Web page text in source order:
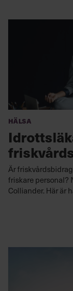
Hälsa
Är
friskare personal?
Colliander. Här är